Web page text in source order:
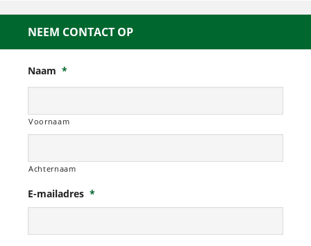
NEEM CONTACT OP
Naam *
Voornaam
Achternaam
E-mailadres *